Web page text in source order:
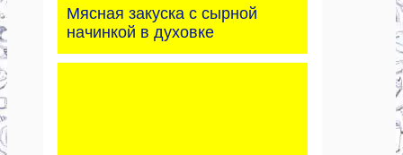
Мясная закуска с сырной
начинкой в духовке